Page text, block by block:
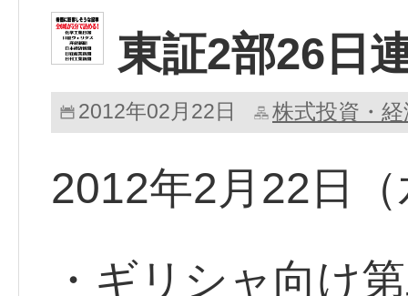
東証2部26日
2012年02月22日 株式投資・
2012年2月22日
・ギリシャ向け